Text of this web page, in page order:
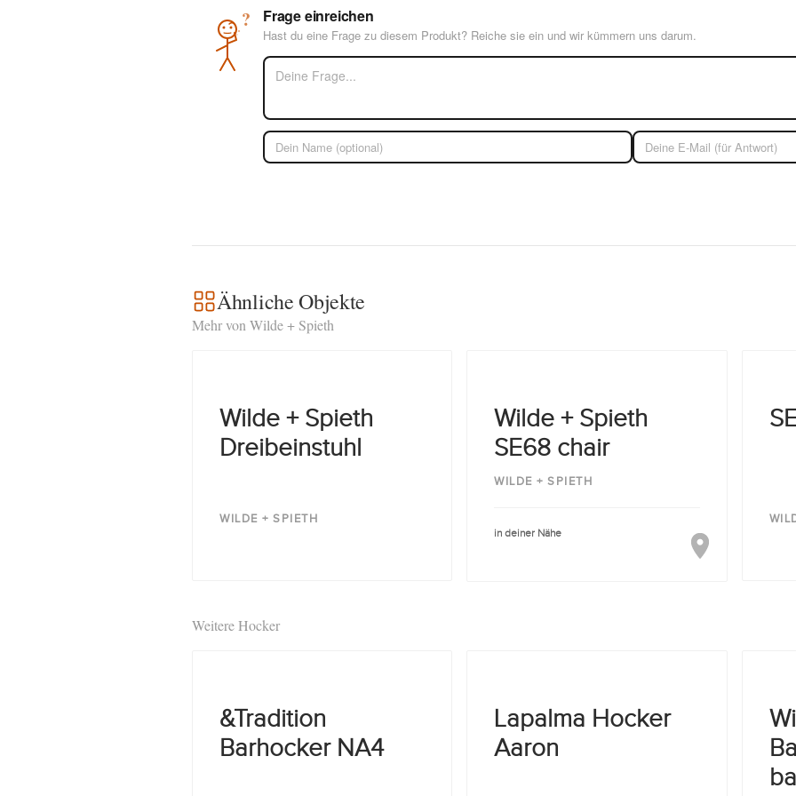
? Frage einreichen
Hast du eine Frage zu diesem Produkt? Reiche sie ein und wir kümmern uns darum.
Ähnliche Objekte
Mehr von Wilde + Spieth
Wilde + Spieth
Dreibeinstuhl
WILDE + SPIETH
Wilde + Spieth
SE68 chair
WILDE + SPIETH
in deiner Nähe
Weitere Hocker
&Tradition
Barhocker NA4
Lapalma Hocker
Aaron